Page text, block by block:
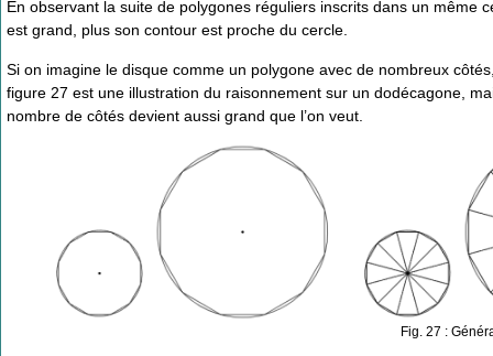
En observant la suite de polygones réguliers inscrits dans un
est grand, plus son contour est proche du cercle.
Si on imagine le disque comme un polygone avec de nombreux
figure 27 est une illustration du raisonnement sur un dodécagone,
nombre de côtés devient aussi grand que l’on veut.
Fig. 27 :